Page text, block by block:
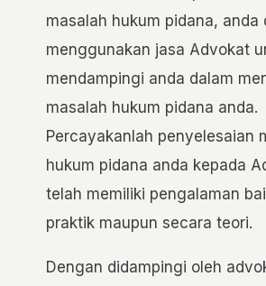
masalah hukum pidana, anda
menggunakan jasa Advokat
mendampingi anda dalam
masalah hukum pidana anda.
Percayakanlah penyelesaian
hukum pidana anda kepada
telah memiliki pengalaman
praktik maupun secara teori.
Dengan didampingi oleh